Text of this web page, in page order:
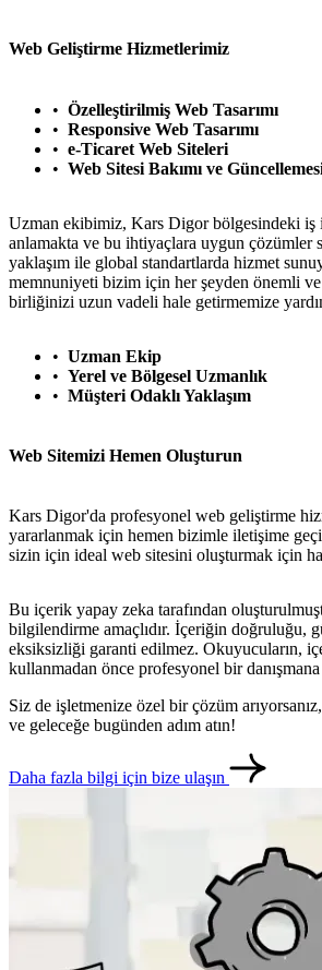
Web Geliştirme Hizmetlerimiz
Özelleştirilmiş Web Tasarımı
Responsive Web Tasarımı
e-Ticaret Web Siteleri
Web Sitesi Bakımı ve
Uzman ekibimiz, Kars Digor bölgesindeki iş
anlamakta ve bu ihtiyaçlara uygun çözümler
yaklaşım ile global standartlarda hizmet
memnuniyeti bizim için her şeyden önemli
birliğinizi uzun vadeli hale getirmemize
Uzman Ekip
Yerel ve Bölgesel Uzmanlık
Müşteri Odaklı Yaklaşım
Web Sitemizi Hemen Oluşturun
Kars Digor'da profesyonel web geliştirme
yararlanmak için hemen bizimle iletişime
sizin için ideal web sitesini oluşturmak için
Bu içerik yapay zeka tarafından
bilgilendirme amaçlıdır. İçeriğin doğruluğu,
eksiksizliği garanti edilmez. Okuyucuların,
kullanmadan önce profesyonel bir
Siz de işletmenize özel bir çözüm
ve geleceğe bugünden adım atın!
Daha fazla bilgi için bize ulaşın